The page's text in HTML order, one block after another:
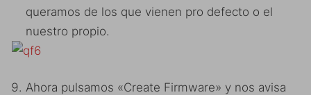
queramos de los que vienen pro defecto o el
nuestro propio.
Ahora pulsamos «Create Firmware» y nos avisa